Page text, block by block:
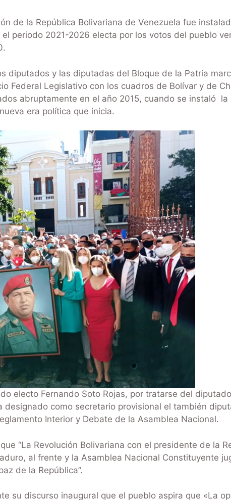
de la República Bolivariana de Venezuela fue
periodo 2021-2026 electa por los votos del pueblo
diputados y las diputadas del Bloque de la Patria
Federal Legislativo con los cuadros de Bolívar y de
abruptamente en el año 2015, cuando se instaló la
era política que inicia.
electo Fernando Soto Rojas, por tratarse del
designado como secretario provisional el también
Interior y Debate de la Asamblea Nacional.
“La Revolución Bolivariana con el presidente de la
al frente y la Asamblea Nacional Constituyente
de la República”.
su discurso inaugural que el pueblo aspira que «La